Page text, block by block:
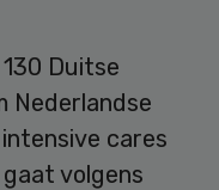
Duitse
Nederlandse
cares
volgens